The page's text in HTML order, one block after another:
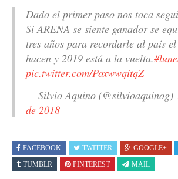
Dado el primer paso nos toca
Si ARENA se siente ganador se
tres años para recordarle al país
hacen y 2019 está a la vuelta.
pic.twitter.com/PoxwwqitqZ
— Silvio Aquino (@silvioaquinog)
de 2018
FACEBOOK TWITTER GOOGLE+
TUMBLR
PINTEREST MAIL